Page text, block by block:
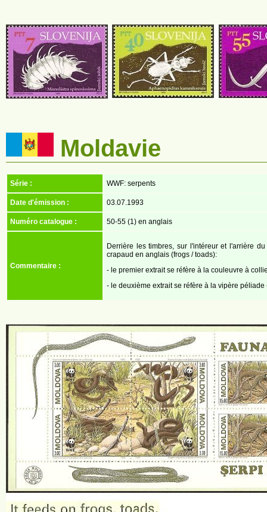
Moldavie
Série : WWF: serpents
Date d'émission : 03.07.1993
Numéro catalogue : 50-55 (1) en anglais
Commentaire :
Derrière les timbres, sur l'intéreur et l'arrière
crapaud en anglais (frogs / toads):
- le premier extrait se réfère à la couleuvre à
- le deuxième extrait se réfère à la vipère péliade